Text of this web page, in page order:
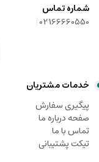
شماره تماس
02166660550
|
خدمات مشتریان
پیگیری سفارش
صفحه درباره ما
تماس با ما
تیکت پشتیبانی